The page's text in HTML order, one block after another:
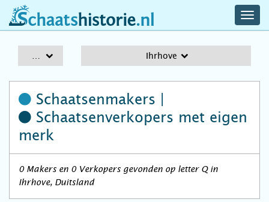
schaatshistorie.nl
Ihrhove
Schaatsenmakers |
Schaatsenverkopers met eigen
merk
0 Makers en 0 Verkopers gevonden op letter Q in
Ihrhove, Duitsland